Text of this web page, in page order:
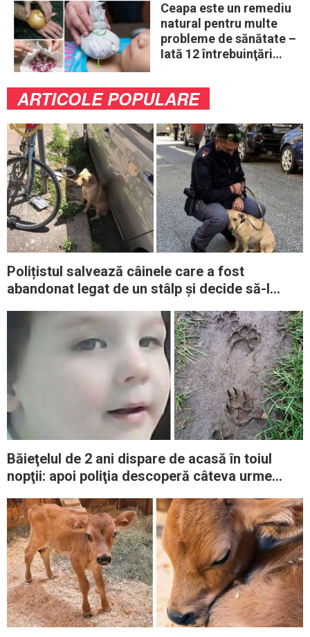
Ceapa este un remediu
natural pentru multe
probleme de sănătate –
Iată 12 întrebuinţări
ARTICOLE POPULARE
Polițistul salvează câinele care a fost
abandonat legat de un stâlp și decide să-l
Băieţelul de 2 ani dispare de acasă în toiul
nopţii: apoi poliţia descoperă câteva urme